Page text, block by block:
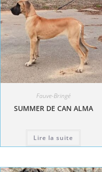
Fauve-Bringé
SUMMER DE CAN ALMA
Lire la suite